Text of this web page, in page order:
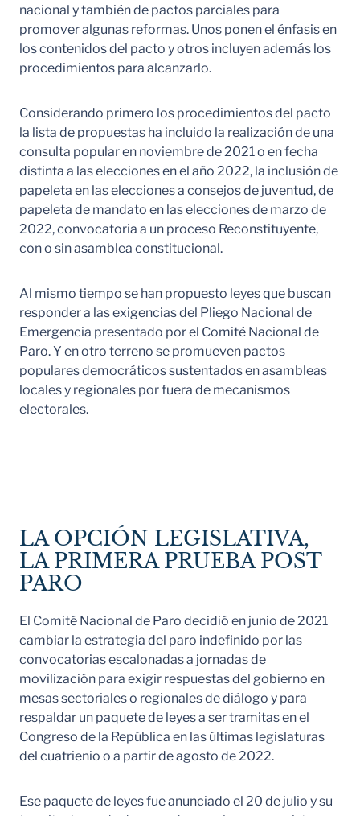
nacional y también de pactos parciales para
promover algunas reformas. Unos ponen el énfasis en
los contenidos del pacto y otros incluyen además los
procedimientos para alcanzarlo.
Considerando primero los procedimientos del pacto
la lista de propuestas ha incluido la realización de una
consulta popular en noviembre de 2021 o en fecha
distinta a las elecciones en el año 2022, la inclusión de
papeleta en las elecciones a consejos de juventud, de
papeleta de mandato en las elecciones de marzo de
2022, convocatoria a un proceso Reconstituyente,
con o sin asamblea constitucional.
Al mismo tiempo se han propuesto leyes que buscan
responder a las exigencias del Pliego Nacional de
Emergencia presentado por el Comité Nacional de
Paro. Y en otro terreno se promueven pactos
populares democráticos sustentados en asambleas
locales y regionales por fuera de mecanismos
electorales.
LA OPCIÓN LEGISLATIVA,
LA PRIMERA PRUEBA POST
PARO
El Comité Nacional de Paro decidió en junio de 2021
cambiar la estrategia del paro indefinido por las
convocatorias escalonadas a jornadas de
movilización para exigir respuestas del gobierno en
mesas sectoriales o regionales de diálogo y para
respaldar un paquete de leyes a ser tramitas en el
Congreso de la República en las últimas legislaturas
del cuatrienio o a partir de agosto de 2022.
Ese paquete de leyes fue anunciado el 20 de julio y su